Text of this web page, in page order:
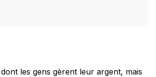
les gens gèrent leur argent, mais